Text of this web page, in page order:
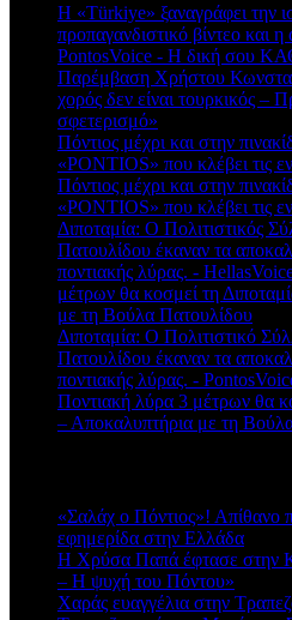
Η «Türkiye» ξαναγράφει την
προπαγανδιστικό βίντεο και
PontosVoice - H δική σου
Παρέμβαση Χρήστου
χορός δεν είναι τουρκικός –
σφετερισμό»
Πόντιος μέχρι και στην
«PONTIOS» που κλέβει τις
Πόντιος μέχρι και στην
«PONTIOS» που κλέβει τις
Διποταμία: Ο Πολιτιστικός
Πατουλίδου έκαναν τα
ποντιακής λύρας. -
μέτρων θα κοσμεί τη
με τη Βούλα Πατουλίδου
Διποταμία: Ο Πολιτιστικό
Πατουλίδου έκαναν τα
ποντιακής λύρας. -
Ποντιακή λύρα 3 μέτρων θα
– Αποκαλυπτήρια με τη
«Σαλάχ ο Πόντιος»! Απίθανο
εφημερίδα στην Ελλάδα
Η Χρύσα Παπά έφτασε στην
– Η ψυχή του Πόντου»
Χαράς ευαγγέλια στην